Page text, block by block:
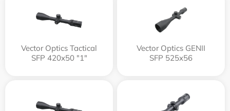
Vector Optics Tactical
SFP 420x50 "1"
Vector Optics GENII
SFP 525x56